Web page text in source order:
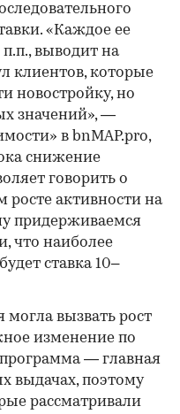
«Каждое ее
выводит на
клиентов, которые
новостройку, но
значений», —
в bnMAP.pro,
снижение
говорить о
росте активности на
придерживаемся
что наиболее
ставка 10–
могла вызвать рост
изменение по
— главная
выдачах, поэтому
рассматривали